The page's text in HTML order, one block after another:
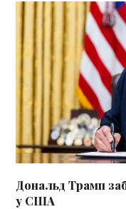
Дональд Трамп
у США